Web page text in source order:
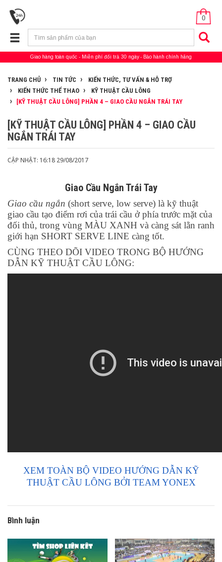
0
Giao hàng toàn quốc Miễn phí đổi trả 30 ngày Bảo hành chính hãng
TRANG CHỦ TIN TỨC
KIẾN THỨC, TƯ VẤN & HỖ TRỢ
KIẾN THỨC THỂ THAO
KỸ THUẬT CẦU LÔNG
[KỸ THUẬT CẦU LÔNG] PHẦN 4 – GIAO CẦU NGẮN TRÁI TAY
[KỸ THUẬT CẦU LÔNG] PHẦN 4 – GIAO CẦU
NGẮN TRÁI TAY
CẬP NHẬT: 16:18 29/08/2017
Giao Cầu Ngắn Trái Tay
Giao cầu ngắn (short serve, low serve) là kỹ thuật
giao cầu tạo điểm rơi của trái cầu ở phía trước mặt của
đối thủ, trong vùng MÀU XANH và càng sát lằn ranh
giới hạn SHORT SERVE LINE càng tốt.
CÙNG THEO DÕI VIDEO TRONG BỘ HƯỚNG
DẪN KỸ THUẬT CẦU LÔNG:
XEM TOÀN BỘ VIDEO HƯỚNG DẪN KỸ
THUẬT CẦU LÔNG BỞI TEAM YONEX
Bình luận